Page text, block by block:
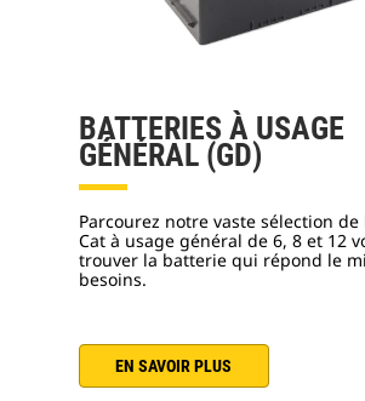
BATTERIES À USAGE
GÉNÉRAL (GD)
Parcourez notre vaste sélection
Cat à usage général de 6, 8 et 12
trouver la batterie qui répond le
besoins.
EN SAVOIR PLUS